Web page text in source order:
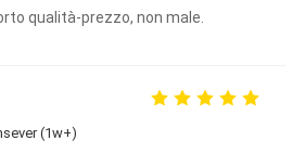
qualità-prezzo, non male.
(1w+)